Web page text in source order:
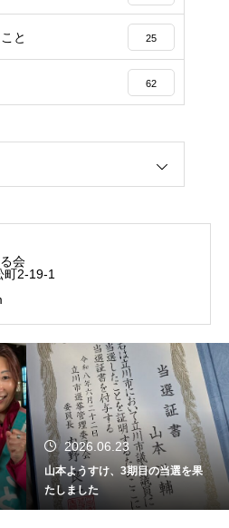
と 25
62
会
2-19-1
2026.06.23
山本ようすけ、3期目の当選を果
たしました